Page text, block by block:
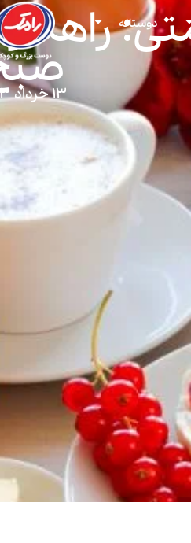
دوستانه
۱۳ خرداد ۱۴۰۳